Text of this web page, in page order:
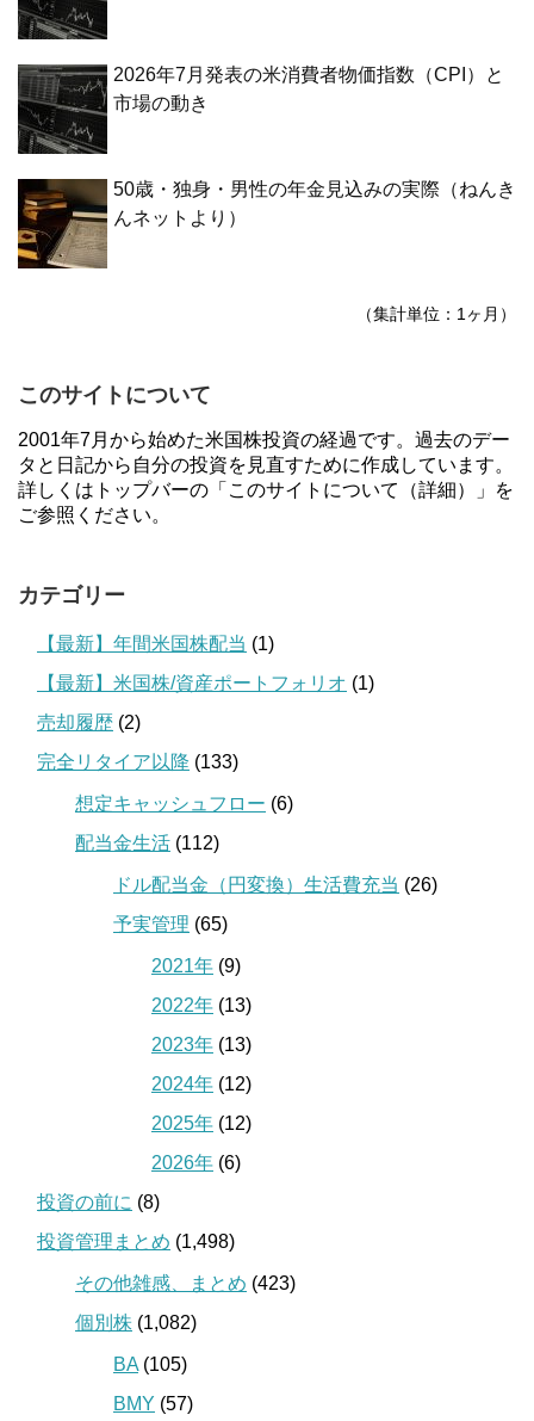
2026年7月発表の米消費者物価指数（CPI）と
市場の動き
50歳・独身・男性の年金見込みの実際（ねんき
んネットより）
（集計単位：1ヶ月）
このサイトについて
2001年7月から始めた米国株投資の経過です。過去のデー
タと日記から自分の投資を見直すために作成しています。
詳しくはトップバーの「このサイトについて（詳細）」を
ご参照ください。
カテゴリー
【最新】年間米国株配当 (1)
【最新】米国株/資産ポートフォリオ (1)
売却履歴 (2)
完全リタイア以降 (133)
想定キャッシュフロー (6)
配当金生活 (112)
ドル配当金（円変換）生活費充当 (26)
予実管理 (65)
2021年 (9)
2022年 (13)
2023年 (13)
2024年 (12)
2025年 (12)
2026年 (6)
投資の前に (8)
投資管理まとめ (1,498)
その他雑感、まとめ (423)
個別株 (1,082)
BA (105)
BMY (57)